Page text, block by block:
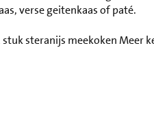
verse geitenkaas of paté.
steranijs meekoken Meer